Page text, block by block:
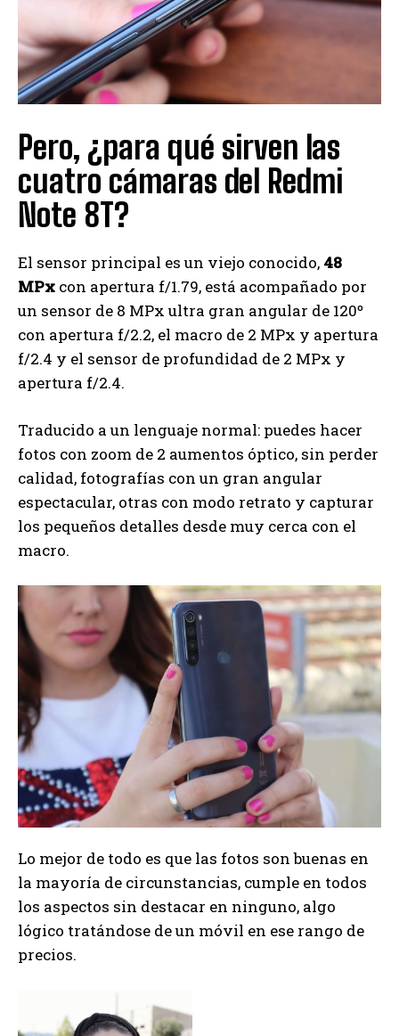
Pero, ¿para qué sirven las
cuatro cámaras del Redmi
Note 8T?
El sensor principal es un viejo conocido, 48
MPx con apertura f/1.79, está acompañado por
un sensor de 8 MPx ultra gran angular de 120º
con apertura f/2.2, el macro de 2 MPx y apertura
f/2.4 y el sensor de profundidad de 2 MPx y
apertura f/2.4.
Traducido a un lenguaje normal: puedes hacer
fotos con zoom de 2 aumentos óptico, sin perder
calidad, fotografías con un gran angular
espectacular, otras con modo retrato y capturar
los pequeños detalles desde muy cerca con el
macro.
Lo mejor de todo es que las fotos son buenas en
la mayoría de circunstancias, cumple en todos
los aspectos sin destacar en ninguno, algo
lógico tratándose de un móvil en ese rango de
precios.